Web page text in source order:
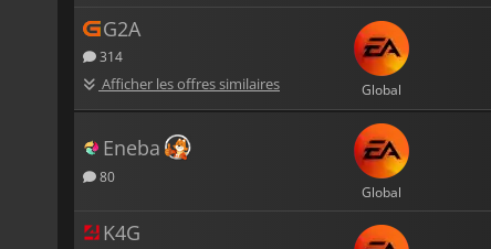
G2A
314
Afficher les offres similaires Global
Eneba
80
Global
K4G